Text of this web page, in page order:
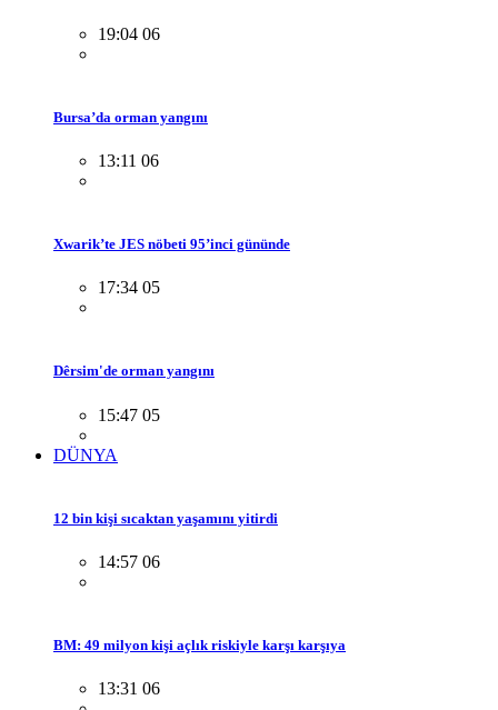
19:04 06
Bursa’da orman yangını
13:11 06
Xwarik’te JES nöbeti 95’inci gününde
17:34 05
Dêrsim'de orman yangını
15:47 05
DÜNYA
12 bin kişi sıcaktan yaşamını yitirdi
14:57 06
BM: 49 milyon kişi açlık riskiyle karşı karşıya
13:31 06